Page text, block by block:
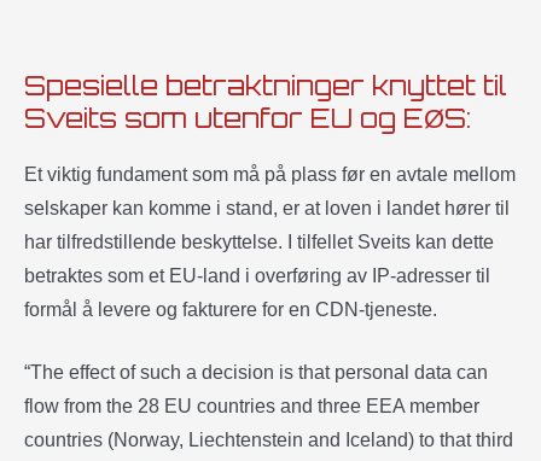
Spesielle betraktninger knyttet til
Sveits som utenfor EU og EØS:
Et viktig fundament som må på plass før en avtale mellom
selskaper kan komme i stand, er at loven i landet hører til
har tilfredstillende beskyttelse. I tilfellet Sveits kan dette
betraktes som et EU-land i overføring av IP-adresser til
formål å levere og fakturere for en CDN-tjeneste.
“The effect of such a decision is that personal data can
flow from the 28 EU countries and three EEA member
countries (Norway, Liechtenstein and Iceland) to that third